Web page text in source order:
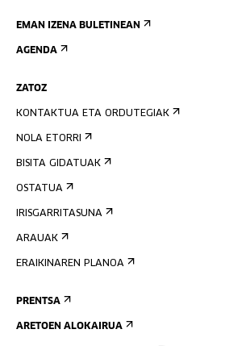
EMAN IZENA BULETINEAN
AGENDA
ZATOZ
KONTAKTUA ETA ORDUTEGIAK
NOLA ETORRI
BISITA GIDATUAK
OSTATUA
IRISGARRITASUNA
ARAUAK
ERAIKINAREN PLANOA
PRENTSA
ARETOEN ALOKAIRUA